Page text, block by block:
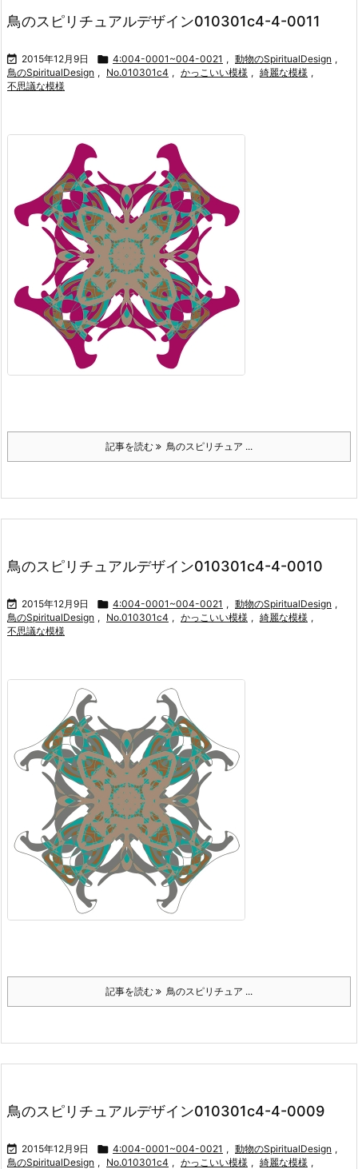
鳥のスピリチュアルデザイン010301c4-4-0011
 2015年12月9日  4:004-0001~004-0021 , 動物のSpiritualDesign ,
鳥のSpiritualDesign , No.010301c4 , かっこいい模様 , 綺麗な模様 ,
不思議な模様
記事を読む 鳥のスピリチュア ...
鳥のスピリチュアルデザイン010301c4-4-0010
 2015年12月9日  4:004-0001~004-0021 , 動物のSpiritualDesign ,
鳥のSpiritualDesign , No.010301c4 , かっこいい模様 , 綺麗な模様 ,
不思議な模様
記事を読む 鳥のスピリチュア ...
鳥のスピリチュアルデザイン010301c4-4-0009
 2015年12月9日  4:004-0001~004-0021 , 動物のSpiritualDesign ,
鳥のSpiritualDesign , No.010301c4 , かっこいい模様 , 綺麗な模様 ,